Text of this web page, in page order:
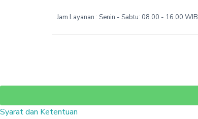
Jam Layanan : Senin - Sabtu: 08.00 - 16.00 WIB
Syarat dan Ketentuan